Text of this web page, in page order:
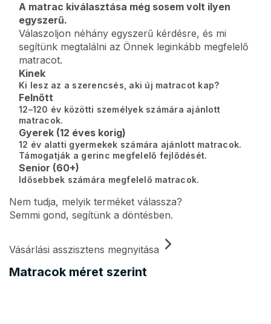
Matracok méret szerint
A matrac kiválasztása még sosem volt ilyen
egyszerű.
Válaszoljon néhány egyszerű kérdésre, és mi
segítünk megtalálni az Önnek leginkább megfelelő
matracot.
Kinek
Ki lesz az a szerencsés, aki új matracot kap?
Felnőtt
12–120 év közötti személyek számára ajánlott
matracok.
Gyerek (12 éves korig)
12 év alatti gyermekek számára ajánlott matracok.
Támogatják a gerinc megfelelő fejlődését.
Senior (60+)
Idősebbek számára megfelelő matracok.
Nem tudja, melyik terméket válassza?
Semmi gond, segítünk a döntésben.
Vásárlási asszisztens megnyitása